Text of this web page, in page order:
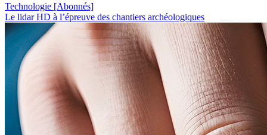
Technologie [Abonnés]
Le lidar HD à l’épreuve des chantiers archéologiques